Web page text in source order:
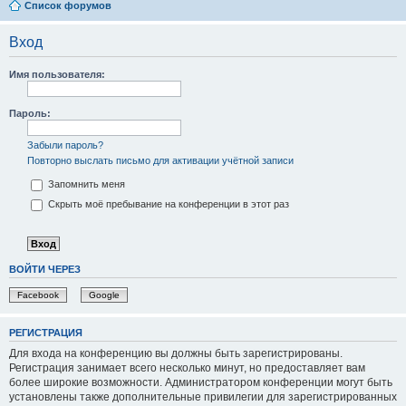
Список форумов
Вход
Имя пользователя:
Пароль:
Забыли пароль?
Повторно выслать письмо для активации учётной записи
Запомнить меня
Скрыть моё пребывание на конференции в этот раз
ВОЙТИ ЧЕРЕЗ
Facebook Google
РЕГИСТРАЦИЯ
Для входа на конференцию вы должны быть зарегистрированы.
Регистрация занимает всего несколько минут, но предоставляет вам
более широкие возможности. Администратором конференции могут быть
установлены также дополнительные привилегии для зарегистрированных